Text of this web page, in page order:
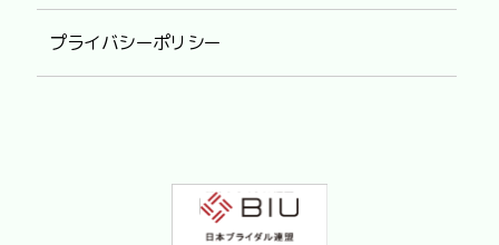
プライバシーポリシー